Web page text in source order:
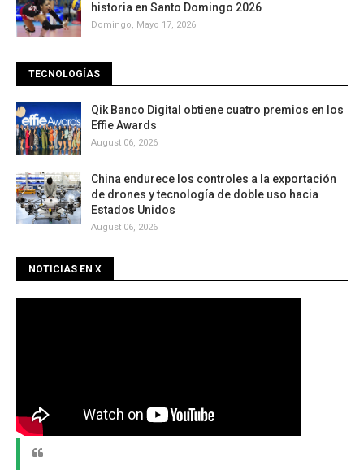
historia en Santo Domingo 2026
Domingo, Mayo 17, 2026
TECNOLOGÍAS
Qik Banco Digital obtiene cuatro premios en los
Effie Awards
August 06, 2026
China endurece los controles a la exportación
de drones y tecnología de doble uso hacia
Estados Unidos
August 06, 2026
NOTICIAS EN X